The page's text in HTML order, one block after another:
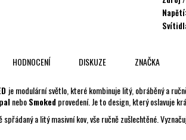
Napětí:
HODNOCENÍ DISKUZE ZNAČKA
je modulární světlo, které kombinuje litý, obráběný a
neboSmokedprovedení. Je to design, který oslavuje
a litý masivní kov, vše ručně zušlechtěné.